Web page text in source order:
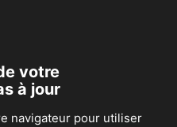
votre
à jour
navigateur pour utiliser